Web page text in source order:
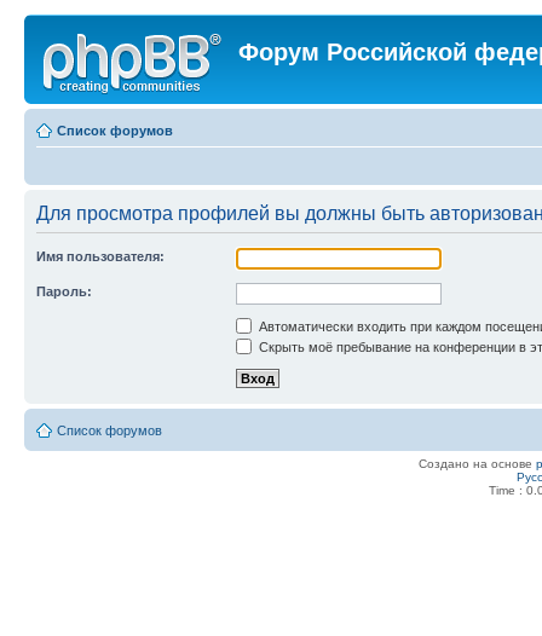
Форум Российской
Список форумов
Для просмотра профилей вы должны быть
Имя пользователя:
Пароль:
Автоматически входить при каждом
Скрыть моё пребывание на конференции в
Список форумов
Создано на основе
Time :